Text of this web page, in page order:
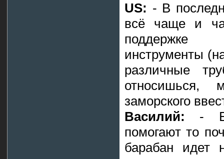
US: - В
всё чаще и
поддержке
инструменты
различные
относишься,
заморского
Василий: -
помогают то
барабан идет